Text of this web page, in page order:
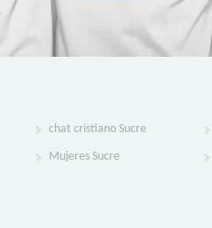
chat cristiano Sucre
Mujeres Sucre